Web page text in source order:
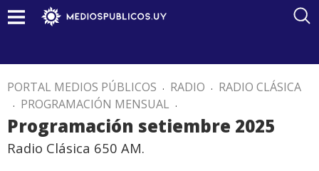
PORTAL MEDIOS PÚBLICOS . RADIO . RADIO CLÁSICA
. PROGRAMACIÓN MENSUAL .
Programación setiembre 2025
Radio Clásica 650 AM.